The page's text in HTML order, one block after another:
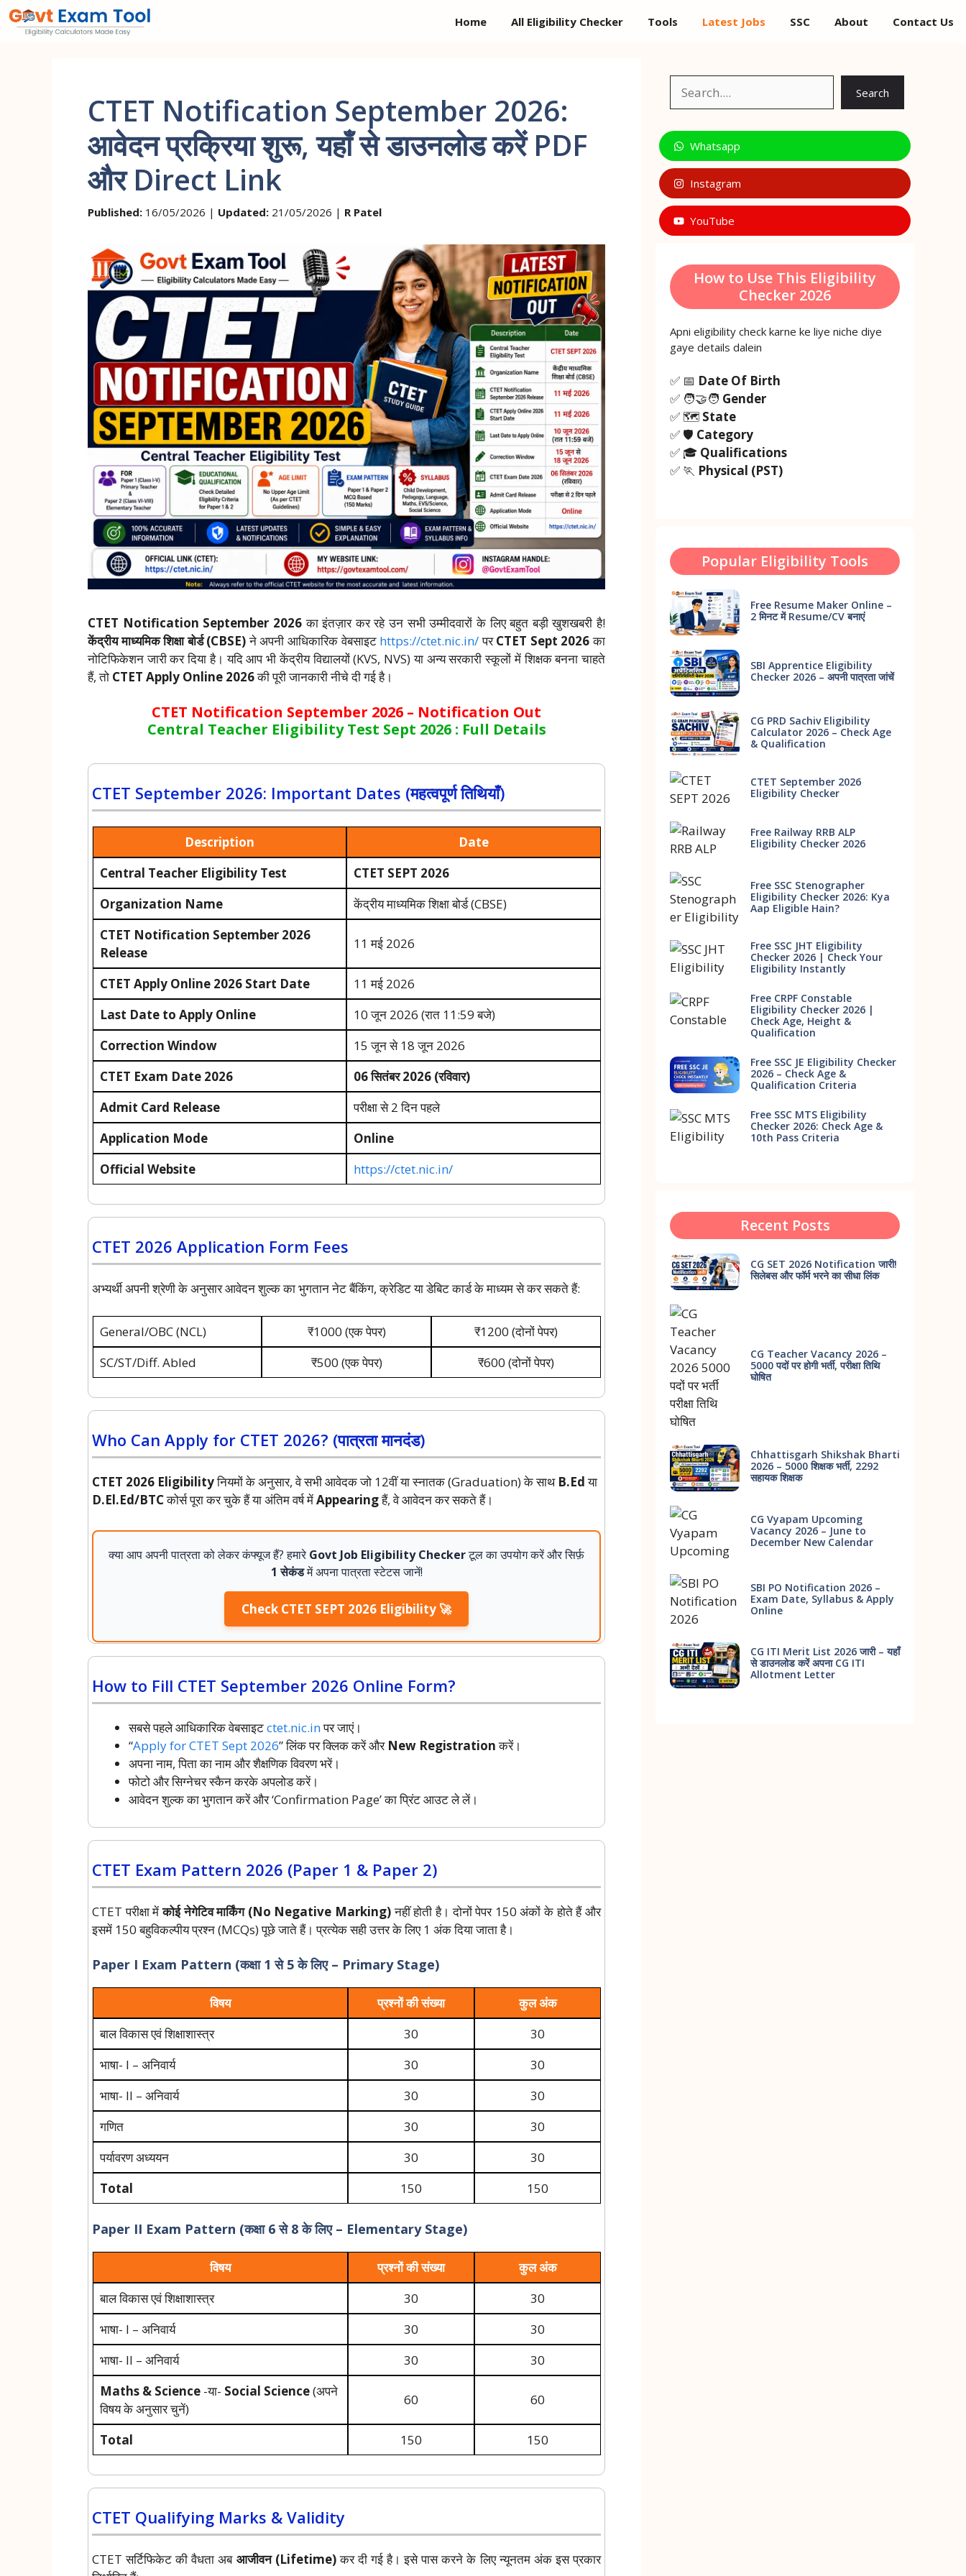
Skip
Home All Eligibility Checker Tools Latest Jobs SSC About Contact Us
CTET Notification September 2026:
आवेदन प्रक्रिया शुरू, यहाँ से डाउनलोड करें PDF
और Direct Link
Published: 16/05/2026 | Updated: 21/05/2026 | R Patel
CTET Notification September 2026का इंतज़ार कर रहे उन सभी उम्मीदवारों के लिए बहुत बड़ी खुशखबरी है!
केंद्रीय माध्यमिक शिक्षा बोर्ड (CBSE)ने अपनी आधिकारिक वेबसाइट https://ctet.nic.in/परCTET Sept 2026का
नोटिफिकेशन जारी कर दिया है। यदि आप भी केंद्रीय विद्यालयों (KVS, NVS) या अन्य सरकारी स्कूलों में शिक्षक बनना चाहते
हैं, तो CTET Apply Online 2026की पूरी जानकारी नीचे दी गई है।
CTET Notification September 2026 – Notification Out
Central Teacher Eligibility Test Sept 2026: Full Details
CTET September 2026: Important Dates (महत्वपूर्ण तिथियाँ)
Description
Date
Central Teacher Eligibility Test
CTET SEPT 2026
Organization Name
केंद्रीय माध्यमिक शिक्षा बोर्ड (CBSE)
CTET Notification September 2026
Release
11 मई 2026
CTET Apply Online 2026 Start Date
11 मई 2026
Last Date to Apply Online
10 जून 2026 (रात 11:59 बजे)
Correction Window
15 जून से 18 जून 2026
CTET Exam Date 2026
06 सितंबर 2026 (रविवार)
Admit Card Release
परीक्षा से 2 दिन पहले
Application Mode
Online
Official Website
https://ctet.nic.in/
CTET 2026 Application Form Fees
अभ्यर्थी अपनी श्रेणी के अनुसार आवेदन शुल्क का भुगतान नेट बैंकिंग, क्रेडिट या डेबिट कार्ड के माध्यम से कर सकते हैं:
General/OBC (NCL) ₹1000 (एक पेपर)
₹1200 (दोनों पेपर)
SC/ST/Diff. Abled
₹500 (एक पेपर) ₹600 (दोनों पेपर)
Who Can Apply for CTET 2026? (पात्रता मानदंड)
CTET 2026 Eligibilityनियमों के अनुसार, वे सभी आवेदक जो 12वीं या स्नातक (Graduation) के साथB.Edया
D.El.Ed/BTCकोर्स पूरा कर चुके हैं या अंतिम वर्ष मेंAppearingहैं, वे आवेदन कर सकते हैं।
क्या आप अपनी पात्रता को लेकर कंफ्यूज हैं? हमारे Govt Job Eligibility Checkerटूल का उपयोग करें और सिर्फ़
1 सेकंडमें अपना पात्रता स्टेटस जानें!
Check CTET SEPT 2026 Eligibility 🚀
How to Fill CTET September 2026 Online Form?
सबसे पहले आधिकारिक वेबसाइटctet.nic.inपर जाएं।
“Apply for CTET Sept 2026” लिंक पर क्लिक करें और New Registrationकरें।
अपना नाम, पिता का नाम और शैक्षणिक विवरण भरें।
फोटो और सिग्नेचर स्कैन करके अपलोड करें।
आवेदन शुल्क का भुगतान करें और ‘Confirmation Page’ का प्रिंट आउट ले लें।
CTET Exam Pattern 2026 (Paper 1 & Paper 2)
CTET परीक्षा मेंकोई नेगेटिव मार्किंग (No Negative Marking)नहीं होती है। दोनों पेपर 150 अंकों के होते हैं और
इसमें 150 बहुविकल्पीय प्रश्न (MCQs) पूछे जाते हैं। प्रत्येक सही उत्तर के लिए 1 अंक दिया जाता है।
Paper I Exam Pattern (कक्षा 1 से 5 के लिए – Primary Stage)
विषय प्रश्नों की संख्या
कुल अंक
बाल विकास एवं शिक्षाशास्त्र
30
30
भाषा- I – अनिवार्य
30
30
भाषा- II – अनिवार्य
30
30
गणित
30
30
पर्यावरण अध्ययन
30
30
Total
150 150
Paper II Exam Pattern (कक्षा 6 से 8 के लिए – Elementary Stage)
विषय प्रश्नों की संख्या
कुल अंक
बाल विकास एवं शिक्षाशास्त्र
30
30
भाषा- I – अनिवार्य
30
30
भाषा- II – अनिवार्य
30
30
Maths & Science-या- Social Science(अपने
विषय के अनुसार चुनें)
60 60
Total 150 150
CTET Qualifying Marks & Validity
CTET सर्टिफिकेट की वैधता अब आजीवन (Lifetime)कर दी गई है। इसे पास करने के लिए न्यूनतम अंक इस प्रकार
Search
Whatsapp
Instagram
YouTube
How to Use This Eligibility
Checker 2026
Apni eligibility check karne ke liye niche diye
gaye details dalein
✅ 📅 Date Of Birth
✅ 🧑‍🤝‍🧑 Gender
✅ 🗺️ State
✅ 🛡️ Category
✅ 🎓 Qualifications
✅ 🏃 Physical (PST)
Popular Eligibility Tools
Free Resume Maker Online –
2 मिनट में Resume/CV बनाएं
SBI Apprentice Eligibility
Checker 2026 – अपनी पात्रता जांचें
CG PRD Sachiv Eligibility
Calculator 2026 – Check Age
& Qualification
CTET September 2026
Eligibility Checker
Free Railway RRB ALP
Eligibility Checker 2026
Free SSC Stenographer
Eligibility Checker 2026: Kya
Aap Eligible Hain?
Free SSC JHT Eligibility
Checker 2026 | Check Your
Eligibility Instantly
Free CRPF Constable
Eligibility Checker 2026 |
Check Age, Height &
Qualification
Free SSC JE Eligibility Checker
2026 – Check Age &
Qualification Criteria
Free SSC MTS Eligibility
Checker 2026: Check Age &
10th Pass Criteria
Recent Posts
CG SET 2026 Notification जारी!
सिलेबस और फॉर्म भरने का सीधा लिंक
CG Teacher Vacancy 2026 –
5000 पदों पर होगी भर्ती, परीक्षा तिथि
घोषित
Chhattisgarh Shikshak Bharti
2026 – 5000 शिक्षक भर्ती, 2292
सहायक शिक्षक
CG Vyapam Upcoming
Vacancy 2026 – June to
December New Calendar
SBI PO Notification 2026 –
Exam Date, Syllabus & Apply
Online
CG ITI Merit List 2026 जारी – यहाँ
से डाउनलोड करें अपना CG ITI
Allotment Letter